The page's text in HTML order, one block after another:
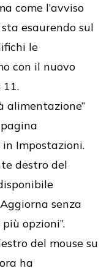
come l’avviso
esaurendo sul
le
con il nuovo
alimentazione”
Impostazioni.
destro del
senza
opzioni”.
del mouse su
ha